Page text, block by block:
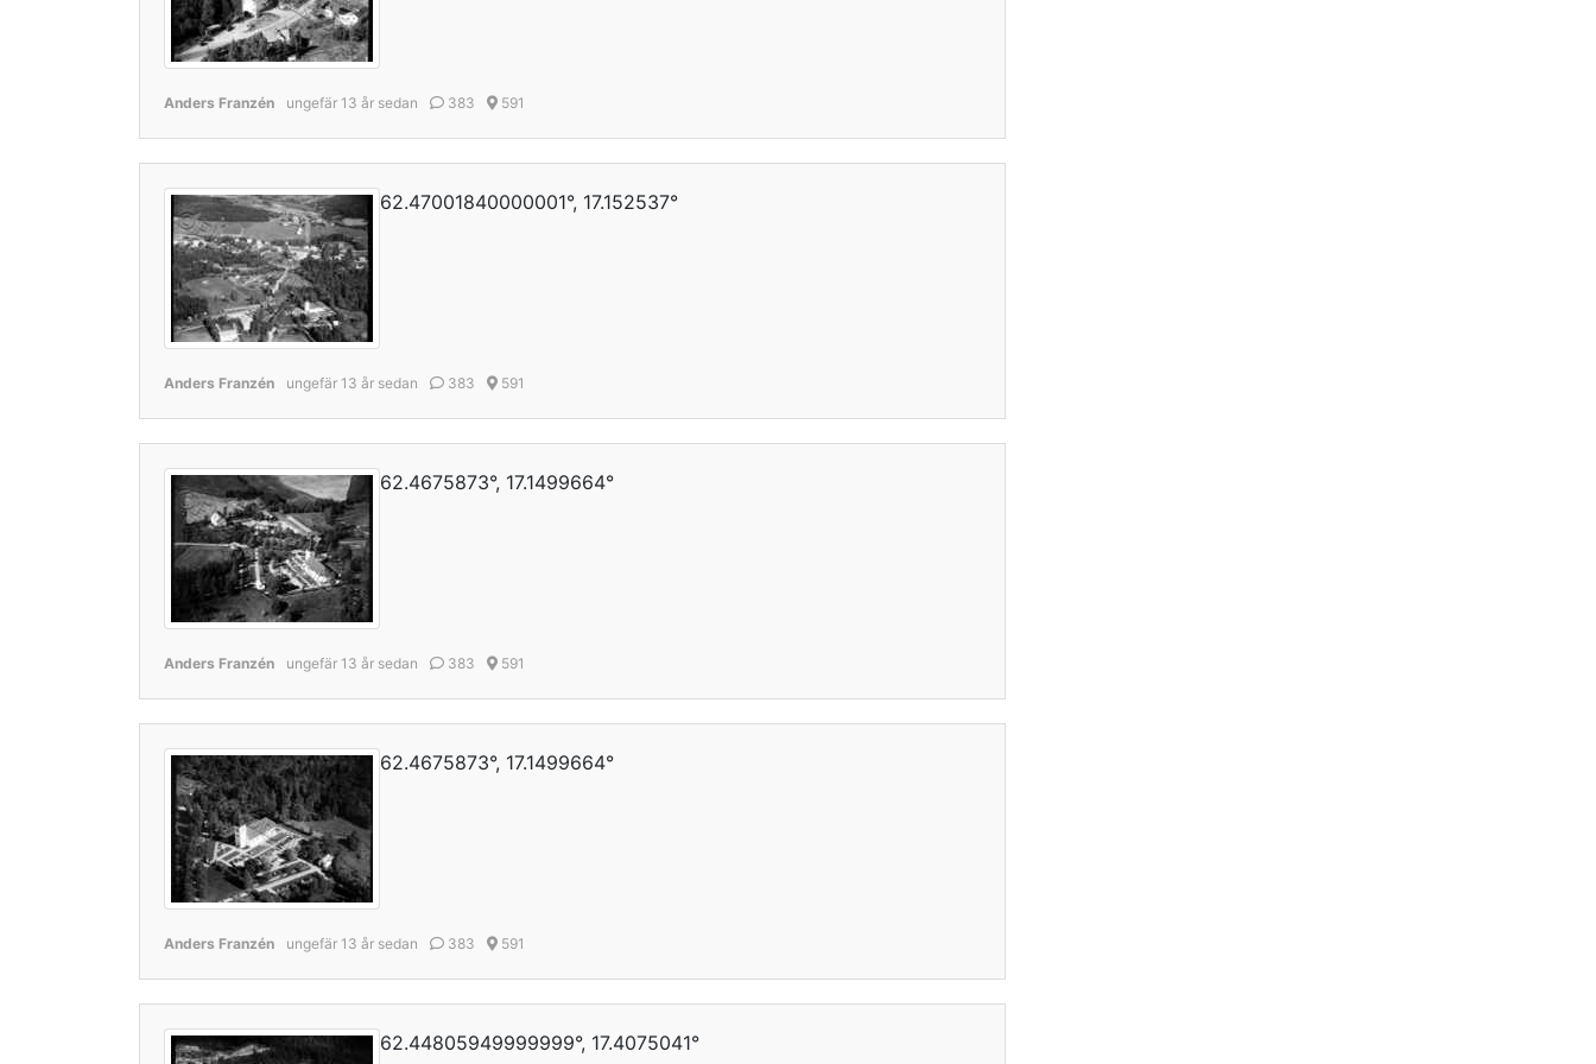
Anders Franzén ungefär 13 år sedan 383 591
62.47001840000001°, 17.152537°
Anders Franzén ungefär 13 år sedan 383 591
62.4675873°, 17.1499664°
Anders Franzén ungefär 13 år sedan 383 591
62.4675873°, 17.1499664°
Anders Franzén ungefär 13 år sedan 383 591
62.44805949999999°, 17.4075041°